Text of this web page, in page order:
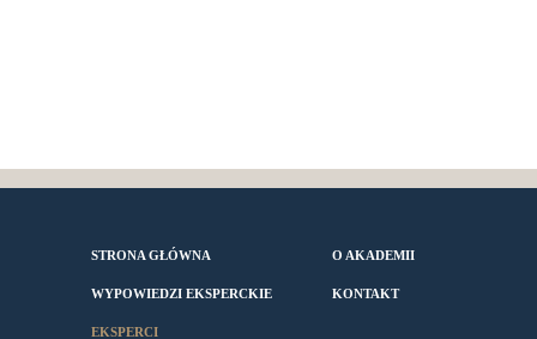
STRONA GŁÓWNA
WYPOWIEDZI EKSPERCKIE
EKSPERCI
O AKADEMII
KONTAKT